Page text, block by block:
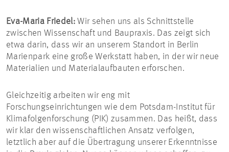
Eva-Maria Friedel:Wir sehen uns als Schnittstelle
zwischen Wissenschaft und Baupraxis. Das zeigt sich
etwa darin, dass wir an unserem Standort in Berlin
Marienpark eine große Werkstatt haben, in der wir neue
Materialien und Materialaufbauten erforschen.
Gleichzeitig arbeiten wir eng mit
Forschungseinrichtungen wie dem Potsdam-Institut für
Klimafolgenforschung (PIK) zusammen. Das heißt, dass
wir klar den wissenschaftlichen Ansatz verfolgen,
letztlich aber auf die Übertragung unserer Erkenntnisse